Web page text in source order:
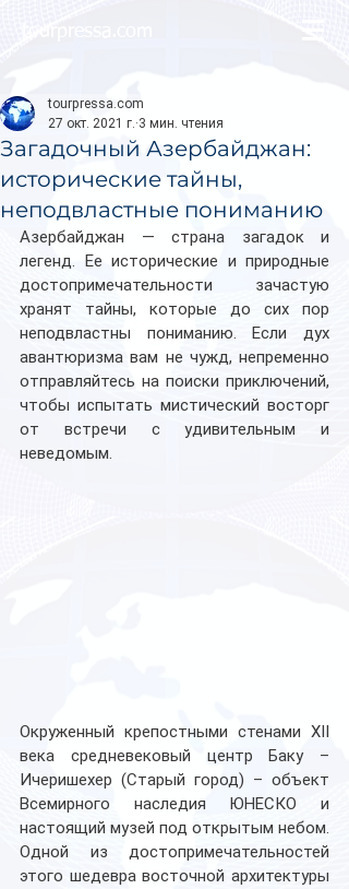
Загадочный Азербайджан:
исторические тайны,
неподвластные пониманию
tourpressa.com
27 окт. 2021 г. 3 мин. чтения
Азербайджан — страна загадок и
легенд. Ее исторические и природные
достопримечательности зачастую
хранят тайны, которые до сих пор
неподвластны пониманию. Если дух
авантюризма вам не чужд, непременно
отправляйтесь на поиски приключений,
чтобы испытать мистический восторг
от встречи с удивительным и
неведомым.
Окруженный крепостными стенами XII
века средневековый центр Баку –
Ичеришехер (Старый город) – объект
Всемирного наследия ЮНЕСКО и
настоящий музей под открытым небом.
Одной из достопримечательностей
этого шедевра восточной архитектуры